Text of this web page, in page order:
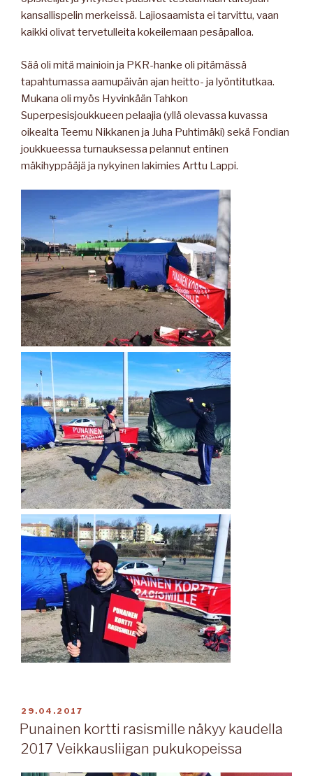
kansallispelin merkeissä. Lajiosaamista ei tarvittu, vaan
kaikki olivat tervetulleita kokeilemaan pesäpalloa.
Sää oli mitä mainioin ja PKR-hanke oli pitämässä
tapahtumassa aamupäivän ajan heitto- ja lyöntitutkaa.
Mukana oli myös Hyvinkään Tahkon
Superpesisjoukkueen pelaajia (yllä olevassa kuvassa
oikealta Teemu Nikkanen ja Juha Puhtimäki) sekä Fondian
joukkueessa turnauksessa pelannut entinen
mäkihyppääjä ja nykyinen lakimies Arttu Lappi.
JULKAISTU
29.04.2017
Punainen kortti rasismille näkyy kaudella
2017 Veikkausliigan pukukopeissa